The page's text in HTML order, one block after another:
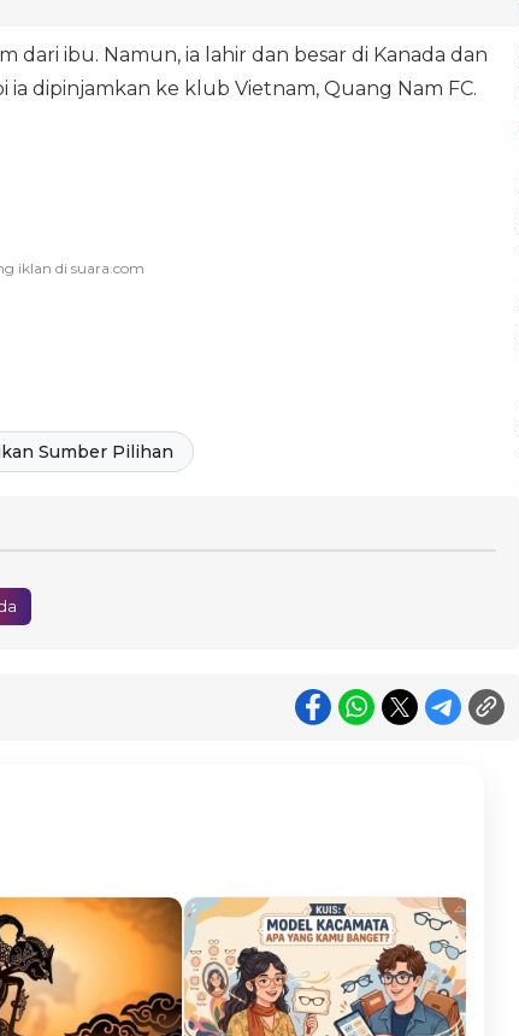
dari ibu. Namun, ia lahir dan besar di Kanada dan
ia dipinjamkan ke klub Vietnam, Quang Nam FC.
Sumber Pilihan